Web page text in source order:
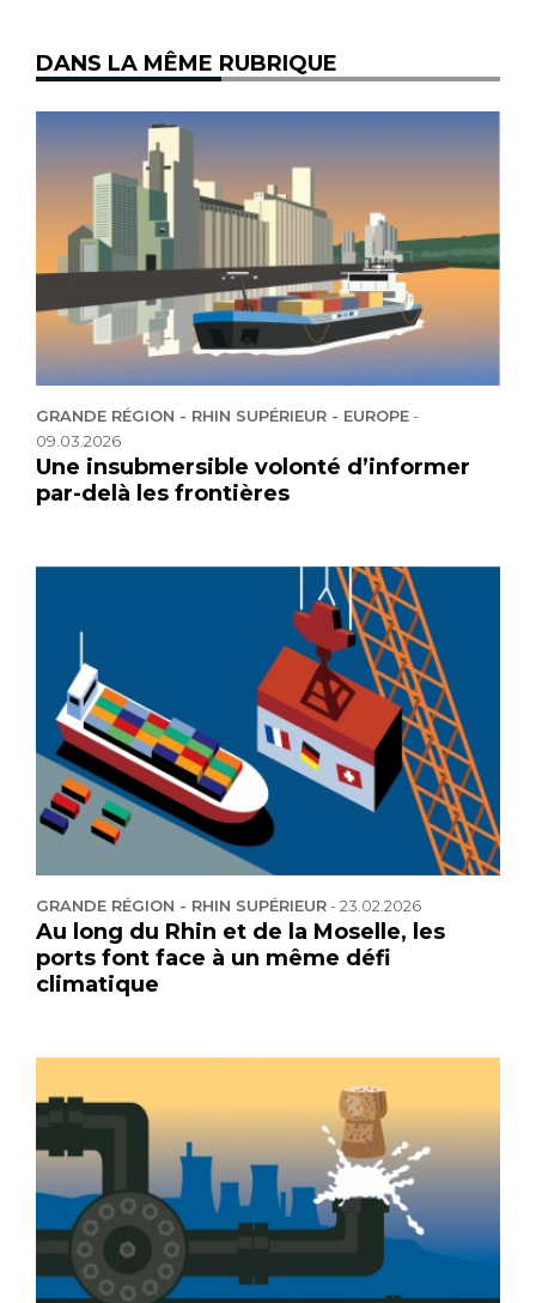
DANS LA MÊME RUBRIQUE
GRANDE RÉGION - RHIN SUPÉRIEUR - EUROPE-
09.03.2026
Une insubmersible volonté d’informer
par-delà les frontières
GRANDE RÉGION - RHIN SUPÉRIEUR-23.02.2026
Au long du Rhin et de la Moselle, les
ports font face à un même défi
climatique